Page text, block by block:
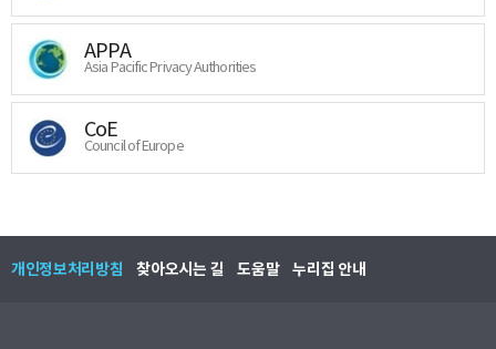
APPA
Asia Pacific Privacy Authorities
CoE
Council of Europe
개인정보처리방침 찾아오시는 길 도움말 누리집 안내